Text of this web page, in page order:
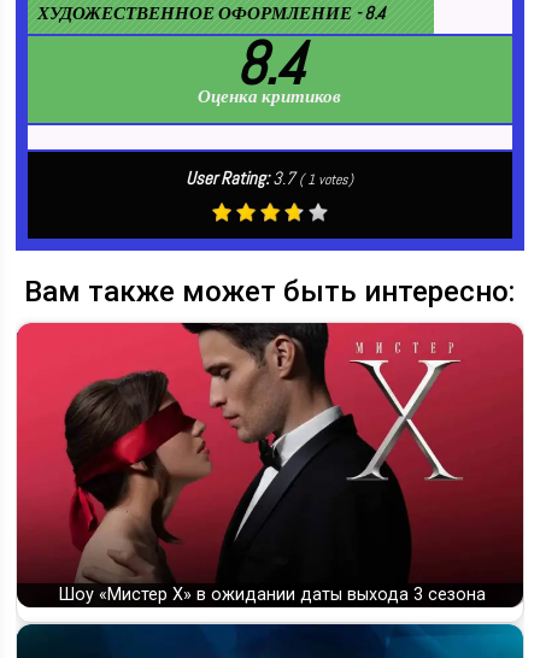
ХУДОЖЕСТВЕННОЕ ОФОРМЛЕНИЕ - 8.4
8.4
Оценка критиков
User Rating:3.7 (1 votes)
Вам также может быть интересно:
Шоу «Мистер Х» в ожидании даты выхода 3 сезона